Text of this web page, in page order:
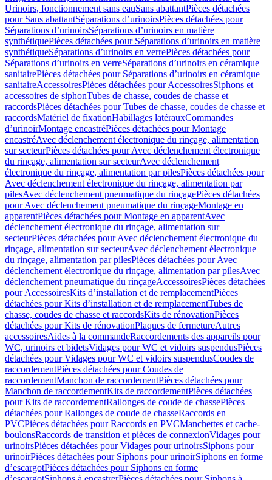
Urinoirs, fonctionnement sans eauSans abattantPièces détachées
pour Sans abattantSéparations d’urinoirsPièces détachées pour
Séparations d’urinoirsSéparations d’urinoirs en matière
synthétiquePièces détachées pour Séparations d’urinoirs en matière
synthétiqueSéparations d’urinoirs en verrePièces détachées pour
Séparations d’urinoirs en verreSéparations d’urinoirs en céramique
sanitairePièces détachées pour Séparations d’urinoirs en céramique
sanitaireAccessoiresPièces détachées pour AccessoiresSiphons et
accessoires de siphonTubes de chasse, coudes de chasse et
raccordsPièces détachées pour Tubes de chasse, coudes de chasse et
raccordsMatériel de fixationHabillages latérauxCommandes
dʼurinoirMontage encastréPièces détachées pour Montage
encastréAvec déclenchement électronique du rinçage, alimentation
sur secteurPièces détachées pour Avec déclenchement électronique
du rinçage, alimentation sur secteurAvec déclenchement
électronique du rinçage, alimentation par pilesPièces détachées pour
Avec déclenchement électronique du rinçage, alimentation par
pilesAvec déclenchement pneumatique du rinçagePièces détachées
pour Avec déclenchement pneumatique du rinçageMontage en
apparentPièces détachées pour Montage en apparentAvec
déclenchement électronique du rinçage, alimentation sur
secteurPièces détachées pour Avec déclenchement électronique du
rinçage, alimentation sur secteurAvec déclenchement électronique
du rinçage, alimentation par pilesPièces détachées pour Avec
déclenchement électronique du rinçage, alimentation par pilesAvec
déclenchement pneumatique du rinçageAccessoiresPièces détachées
pour AccessoiresKits d’installation et de remplacementPièces
détachées pour Kits d’installation et de remplacementTubes de
chasse, coudes de chasse et raccordsKits de rénovationPièces
détachées pour Kits de rénovationPlaques de fermetureAutres
accessoiresAides à la commandeRaccordements des appareils pour
WC, urinoirs et bidetsVidages pour WC et vidoirs suspendusPièces
détachées pour Vidages pour WC et vidoirs suspendusCoudes de
raccordementPièces détachées pour Coudes de
raccordementManchon de raccordementPièces détachées pour
Manchon de raccordementKits de raccordementPièces détachées
pour Kits de raccordementRallonges de coude de chassePièces
détachées pour Rallonges de coude de chasseRaccords en
PVCPièces détachées pour Raccords en PVCManchettes et cache-
boulonsRaccords de transition et pièces de connexionVidages pour
urinoirsPièces détachées pour Vidages pour urinoirsSiphons pour
urinoirPièces détachées pour Siphons pour urinoirSiphons en forme
d’escargotPièces détachées pour Siphons en forme